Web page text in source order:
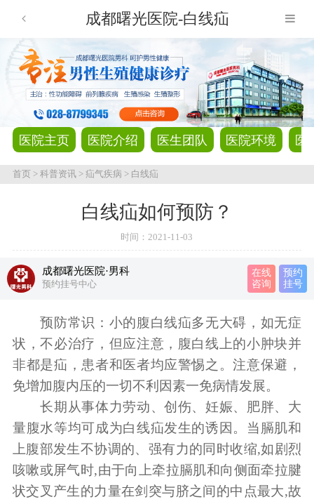
成都曙光医院-白线疝
医院主页 医院介绍 医生团队 医院环境 医
首页> 科普资讯> 疝气疾病 > 白线疝
白线疝如何预防？
时间：2021-11-03
成都曙光医院·男科
预约挂号中心
在线
咨询
预约
挂号
预防常识：小的腹白线疝多无大碍，如无症
状，不必治疗，但应注意，腹白线上的小肿块并
非都是疝，患者和医者均应警惕之。注意保避，
免增加腹内压的一切不利因素一免病情发展。
长期从事体力劳动、创伤、妊娠、肥胖、大
量腹水等均可成为白线疝发生的诱因。当膈肌和
上腹部发生不协调的、强有力的同时收缩,如剧烈
咳嗽或屏气时,由于向上牵拉膈肌和向侧面牵拉腱
状交叉产生的力量在剑突与脐之间的中点最大,故